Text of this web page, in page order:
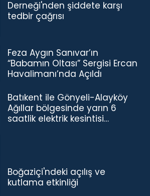
Derneği'nden şiddete karşı
tedbir çağrısı
Feza Aygın Sanıvar’ın
“Babamın Oltası” Sergisi Ercan
Havalimanı’nda Açıldı
Batıkent ile Gönyeli-Alayköy
Ağıllar bölgesinde yarın 6
saatlik elektrik kesintisi…
Boğaziçi'ndeki açılış ve
kutlama etkinliği